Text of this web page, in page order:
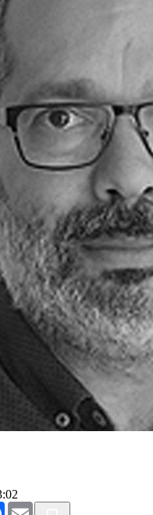
Facebook
Email